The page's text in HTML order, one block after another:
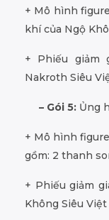
+ Mô hình
khí của Ngộ
+ Phiếu giảm
Nakroth Siêu
– Gói 5: Ủng
+ Mô hình
gồm: 2 thanh
+ Phiếu giảm
Không Siêu